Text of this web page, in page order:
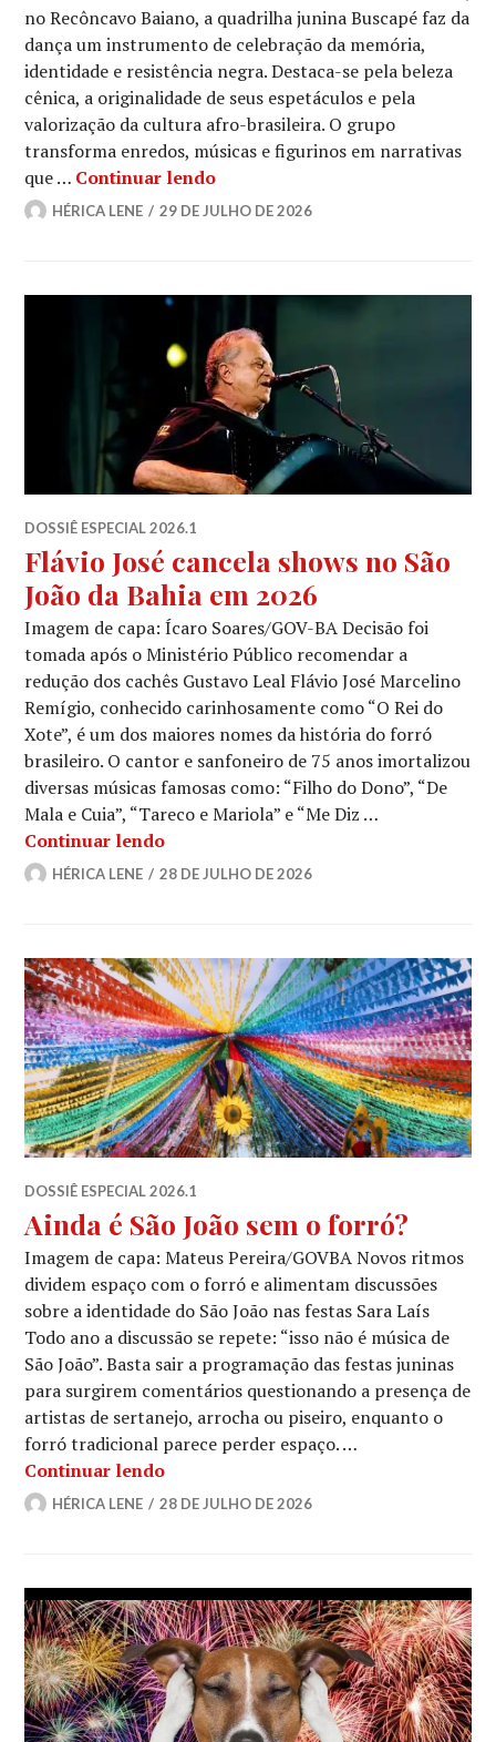
no Recôncavo Baiano, a quadrilha junina Buscapé faz da
dança um instrumento de celebração da memória,
identidade e resistência negra. Destaca-se pela beleza
cênica, a originalidade de seus espetáculos e pela
valorização da cultura afro-brasileira. O grupo
transforma enredos, músicas e figurinos em narrativas
que … Continuar lendoBuscapé: a quadrilha junina
HÉRICA LENE 29 DE JULHO DE 2026
DOSSIÊ ESPECIAL 2026.1
Flávio José cancela shows no São
João da Bahia em 2026
Imagem de capa: Ícaro Soares/GOV-BA Decisão foi
tomada após o Ministério Público recomendar a
redução dos cachês Gustavo Leal Flávio José Marcelino
Remígio, conhecido carinhosamente como “O Rei do
Xote”, é um dos maiores nomes da história do forró
brasileiro. O cantor e sanfoneiro de 75 anos imortalizou
diversas músicas famosas como: “Filho do Dono”, “De
Mala e Cuia”, “Tareco e Mariola” e “Me Diz …
Continuar lendoFlávio José cancela shows no São
HÉRICA LENE 28 DE JULHO DE 2026
DOSSIÊ ESPECIAL 2026.1
Ainda é São João sem o forró?
Imagem de capa: Mateus Pereira/GOVBA Novos ritmos
dividem espaço com o forró e alimentam discussões
sobre a identidade do São João nas festas Sara Laís
Todo ano a discussão se repete: “isso não é música de
São João”. Basta sair a programação das festas juninas
para surgirem comentários questionando a presença de
artistas de sertanejo, arrocha ou piseiro, enquanto o
forró tradicional parece perder espaço. …
Continuar lendoAinda é São João sem o forró?
HÉRICA LENE 28 DE JULHO DE 2026